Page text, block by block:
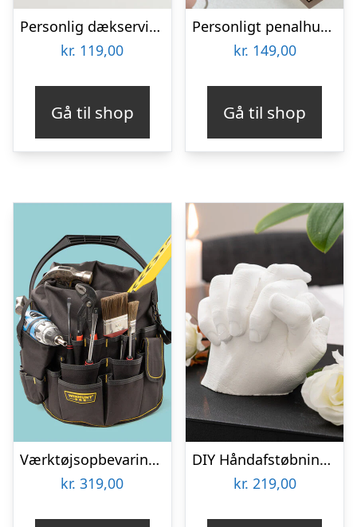
Personlig dækserviet med Billede – Multiface
kr. 119,00
Gå til shop
Personligt penalhus med Retrodesign
kr. 149,00
Gå til shop
Værktøjsopbevaring til spand
kr. 319,00
DIY Håndafstøbningskit – Spralla
kr. 219,00